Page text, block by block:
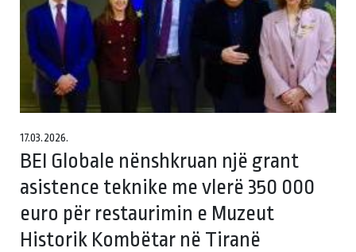
17.03.2026.
BEI Globale nënshkruan një grant
asistence teknike me vlerë 350 000
euro për restaurimin e Muzeut
Historik Kombëtar në Tiranë